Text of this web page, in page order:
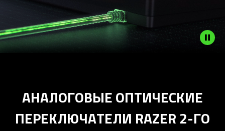
АНАЛОГОВЫЕ ОПТИЧЕСКИЕ
ПЕРЕКЛЮЧАТЕЛИ RAZER 2-ГО